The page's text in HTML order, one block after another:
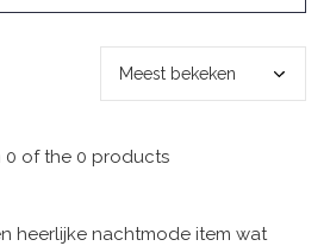
0 of the 0 products
heerlijke nachtmode item wat